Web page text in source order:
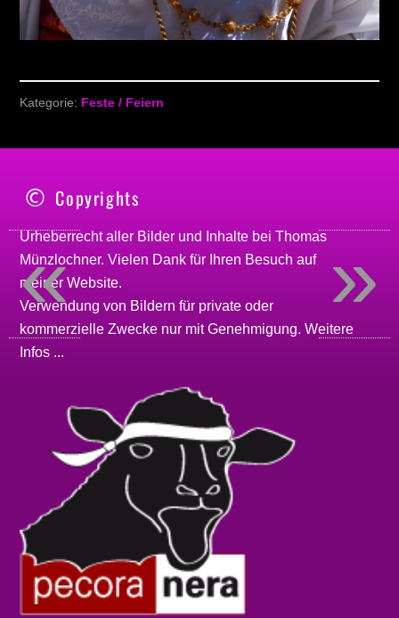
Kategorie: Feste / Feiern
Copyrights
Urheberrecht aller Bilder und Inhalte beiThomas
Münzlochner. Vielen Dank für Ihren Besuch auf
meinerWebsite.
Verwendung von Bildern für private oder
kommerzielle Zwecke nur mit Genehmigung.Weitere
Infos ...
»
«